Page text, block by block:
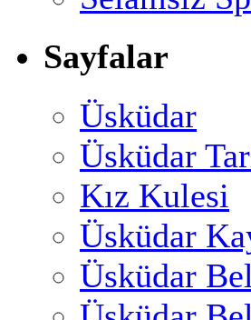
Sayfalar
Üsküdar
Üsküdar
Kız Kulesi
Üsküdar
Üsküdar